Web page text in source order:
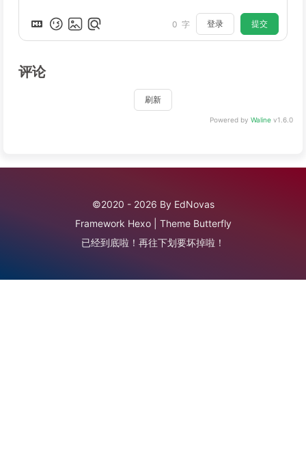
0 字 登录 提交
评论
刷新
Powered by Waline v1.6.0
©2020 - 2026 By EdNovas
Framework Hexo Theme Butterfly
已经到底啦！再往下划要坏掉啦！